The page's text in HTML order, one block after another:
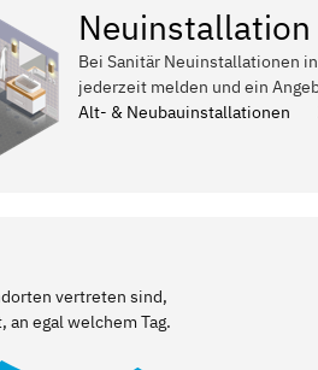
Neuinstallation
Bei Sanitär Neuinstallationen
jederzeit melden und ein
Alt- & Neubauinstallationen
vertreten sind,
egal welchem Tag.